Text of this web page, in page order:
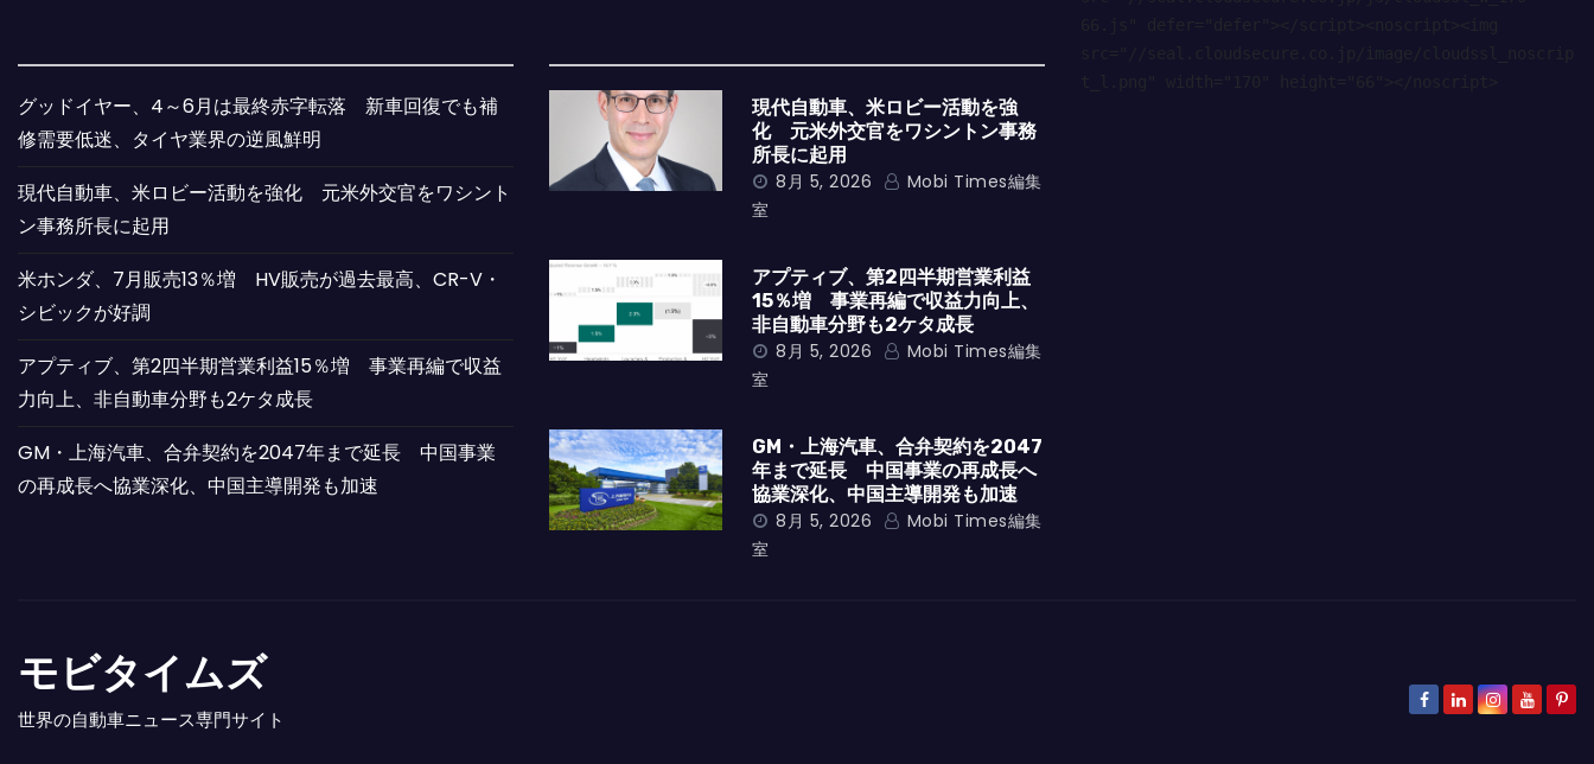
グッドイヤー、4～6月は最終赤字転落 新車回復でも補
修需要低迷、タイヤ業界の逆風鮮明
現代自動車、米ロビー活動を強化 元米外交官をワシント
ン事務所長に起用
米ホンダ、7月販売13％増 HV販売が過去最高、CR-V・
シビックが好調
アプティブ、第2四半期営業利益15％増 事業再編で収益
力向上、非自動車分野も2ケタ成長
GM・上海汽車、合弁契約を2047年まで延長 中国事業
の再成長へ協業深化、中国主導開発も加速
現代自動車、米ロビー活動を強
化 元米外交官をワシントン事務
所長に起用
8月 5, 2026
Mobi Times編集
室
アプティブ、第2四半期営業利益
15％増 事業再編で収益力向上、
非自動車分野も2ケタ成長
8月 5, 2026
Mobi Times編集
室
GM・上海汽車、合弁契約を2047
年まで延長 中国事業の再成長へ
協業深化、中国主導開発も加速
8月 5, 2026
Mobi Times編集
室
モビタイムズ
世界の自動車ニュース専門サイト